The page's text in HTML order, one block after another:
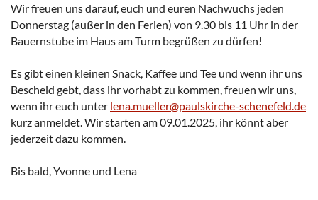
Wir freuen uns darauf, euch und euren Nachwuchs jeden
Donnerstag (außer in den Ferien) von 9.30 bis 11 Uhr in der
Bauernstube im Haus am Turm begrüßen zu dürfen!
Es gibt einen kleinen Snack, Kaffee und Tee und wenn ihr uns
Bescheid gebt, dass ihr vorhabt zu kommen, freuen wir uns,
wenn ihr euch unter lena.mueller@paulskirche-schenefeld.de
kurz anmeldet. Wir starten am 09.01.2025, ihr könnt aber
jederzeit dazu kommen.
Bis bald, Yvonne und Lena